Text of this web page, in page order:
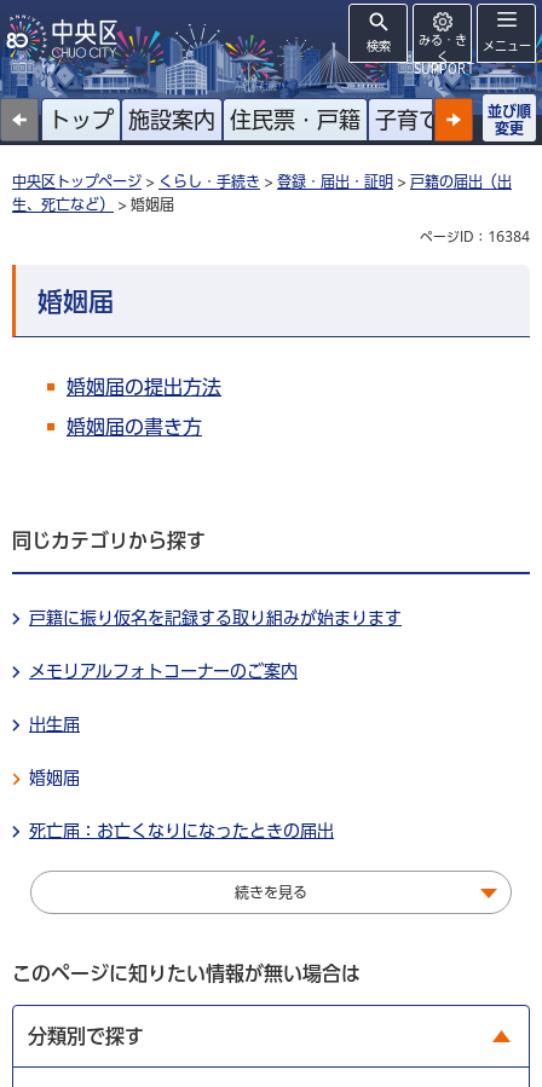
検索
みる・き
く
SUPPORT
メニュー
トップ 施設案内 住民票・戸籍 子育て 高齢者
並び順
変更
中央区トップページ > くらし・手続き > 登録・届出・証明 > 戸籍の届出（出
生、死亡など）
> 婚姻届
ページID：16384
婚姻届
婚姻届の提出方法
婚姻届の書き方
同じカテゴリから探す
戸籍に振り仮名を記録する取り組みが始まります
メモリアルフォトコーナーのご案内
出生届
婚姻届
死亡届：お亡くなりになったときの届出
続きを見る
このページに知りたい情報が無い場合は
分類別で探す